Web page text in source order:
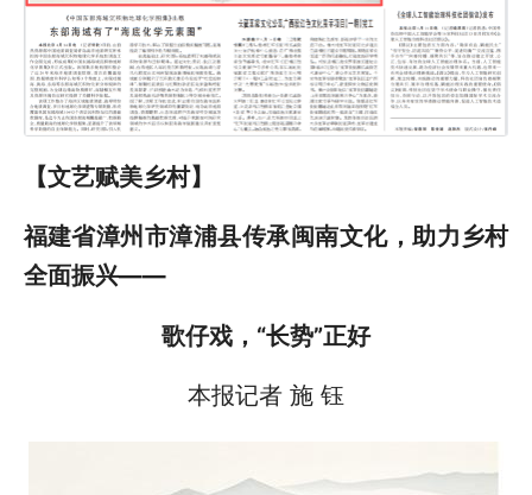
【文艺赋美乡村】
福建省漳州市漳浦县传承闽南文化，助力乡村
全面振兴——
歌仔戏，“长势”正好
本报记者 施 钰